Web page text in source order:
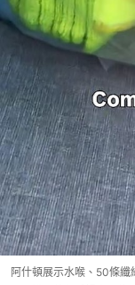
阿什頓展示水喉、50條纖